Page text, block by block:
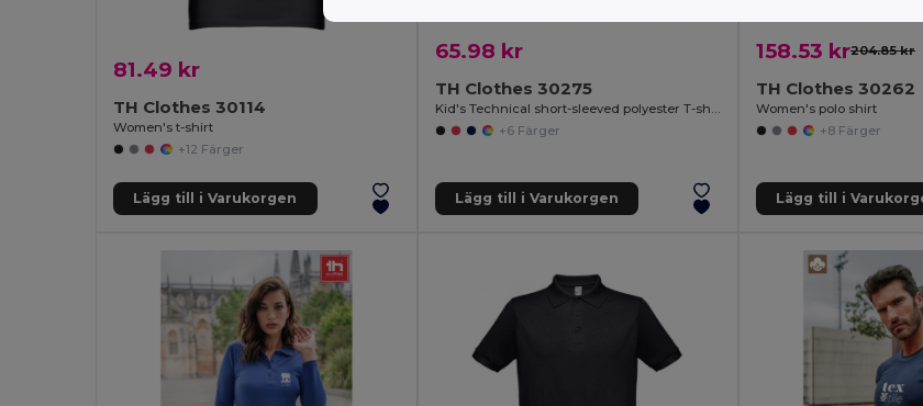
81.49 kr
TH Clothes 30114
Women's t-shirt
+12 Färger
Lägg till i Varukorgen
65.98 kr
TH Clothes 30275
+6 Färger
Lägg till i Varukorgen
158.53 kr204.85 kr
TH Clothes 30262
Women's polo shirt
+8 Färger
Lägg till i